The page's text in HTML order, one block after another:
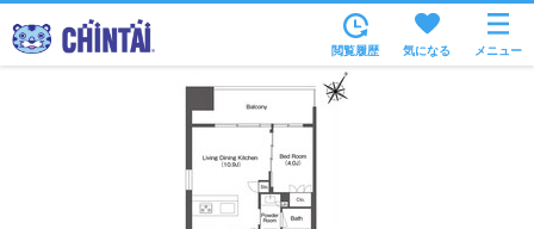
沿線・駅から
住所から
家賃相場から
通勤通学時間から
閲覧履歴 気になる メニュー